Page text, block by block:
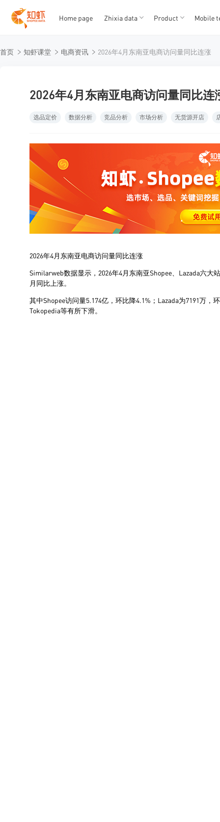
12345
Home page Zhixia data Product Mobile
首页 知虾课堂 电商资讯 2026年4月东南亚电商访问量同比连涨
2026年4月东南亚电商访问量同比连
选品定价 数据分析 竞品分析 市场分析 无货源开店